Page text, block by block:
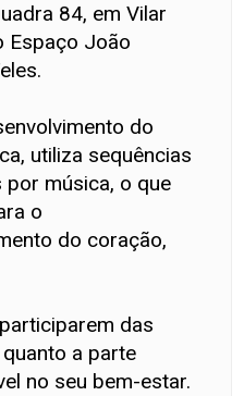
84, em Vilar
Espaço João
do
utiliza sequências
música, o que
o
do coração,
das
a parte
no seu bem-estar.